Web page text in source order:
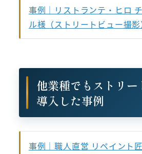
事例｜リストランテ・ヒロ
ル様（ストリートビュー撮影
他業種でもストリー
導入した事例
事例｜職人直営 リペイント